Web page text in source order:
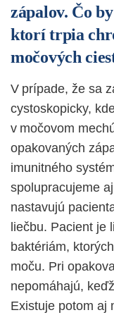
zápalov. Čo
ktorí trpia
močových
V prípade, že sa
cystoskopicky,
v močovom
opakovaných
imunitného
spolupracujeme
nastavujú
liečbu. Pacient je
baktériám,
moču. Pri
nepomáhajú,
Existuje potom aj